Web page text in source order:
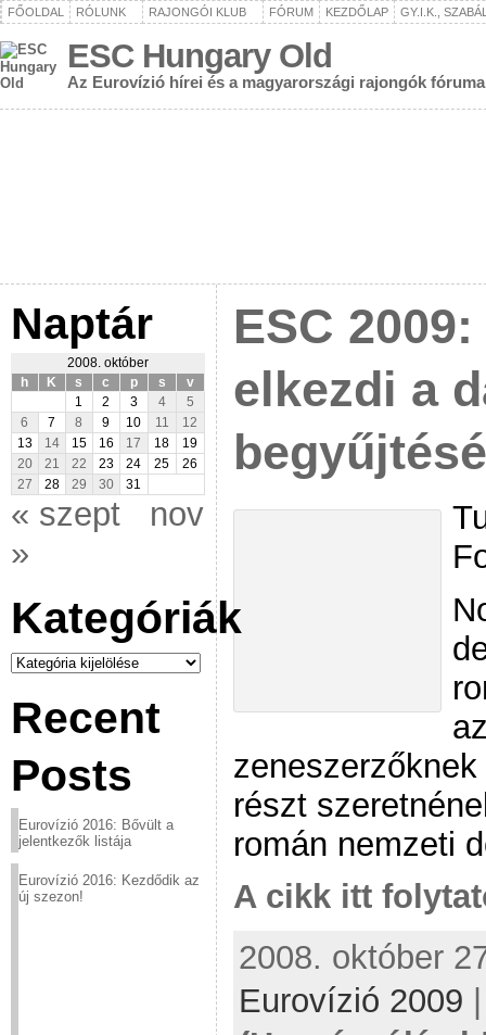
FŐOLDAL RÓLUNK RAJONGÓI KLUB FÓRUM KEZDŐLAP GY.I.K.,
ESC Hungary Old
Az Eurovízió hírei és a magyarországi rajongók fóruma
Naptár
2008. október
h
K s c p s
v
1
2 3 4
5
6
7 8 9 10 11
12
13
14 15 16 17 18
19
20
21 22 23 24 25
26
27
28 29 30 31
« szept
nov
»
Kategóriák
Kategóriák
Recent
Posts
Eurovízió 2016: Bővült a
jelentkezők listája
Eurovízió 2016: Kezdődik az
új szezon!
ESC
elkezdi a
részt
román nemzeti
A cikk itt
2008. október
Eurovízió 2009